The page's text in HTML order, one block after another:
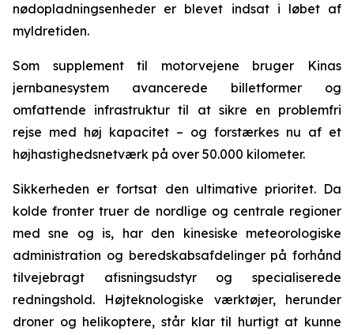
nødopladningsenheder er blevet indsat i løbet af
myldretiden.
Som supplement til motorvejene bruger Kinas
jernbanesystem avancerede billetformer og
omfattende infrastruktur til at sikre en problemfri
rejse med høj kapacitet – og forstærkes nu af et
højhastighedsnetværk på over 50.000 kilometer.
Sikkerheden er fortsat den ultimative prioritet. Da
kolde fronter truer de nordlige og centrale regioner
med sne og is, har den kinesiske meteorologiske
administration og beredskabsafdelinger på forhånd
tilvejebragt afisningsudstyr og specialiserede
redningshold. Højteknologiske værktøjer, herunder
droner og helikoptere, står klar til hurtigt at kunne